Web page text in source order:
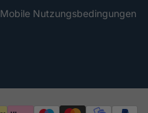
Mobile Nutzungsbedingungen